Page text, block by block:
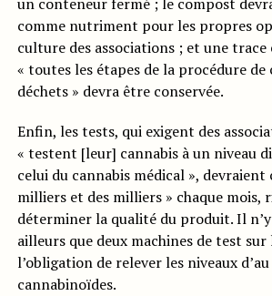
comme nutriment pour les propres
culture des associations ; et une
« toutes les étapes de la procédure de
déchets » devra être conservée.
Enfin, les tests, qui exigent des
« testent [leur] cannabis à un niveau
celui du cannabis médical », devraient
milliers et des milliers » chaque mois,
déterminer la qualité du produit. Il
ailleurs que deux machines de test sur
l’obligation de relever les niveaux
cannabinoïdes.